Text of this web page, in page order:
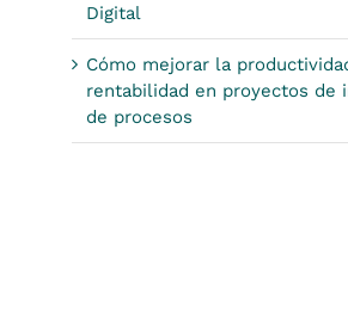
Digital
Cómo mejorar la
rentabilidad en proyectos de
de procesos